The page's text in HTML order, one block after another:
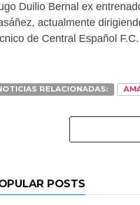
Duilio Bernal ex
actualmente
de Central Español
RELACIONADAS:
POSTS